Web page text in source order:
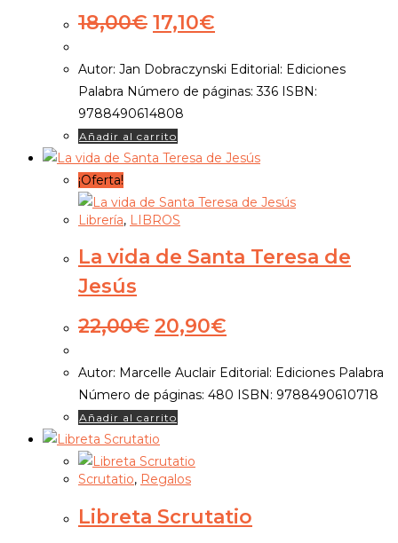
18,00€ El
precio
original
era:
18,00€.
17,10€
precio
actual
es:
17,10€.
Autor: Jan Dobraczynski Editorial: Ediciones
Palabra Número de páginas: 336 ISBN:
9788490614808
Añadir al carrito
¡Oferta!
Librería, LIBROS
La vida de Santa Teresa de
Jesús
22,00€ El
original
era:
22,00€.
20,90€
actual
es:
20,90€.
Autor: Marcelle Auclair Editorial: Ediciones Palabra
Número de páginas: 480 ISBN: 9788490610718
Añadir al carrito
Scrutatio, Regalos
Libreta Scrutatio